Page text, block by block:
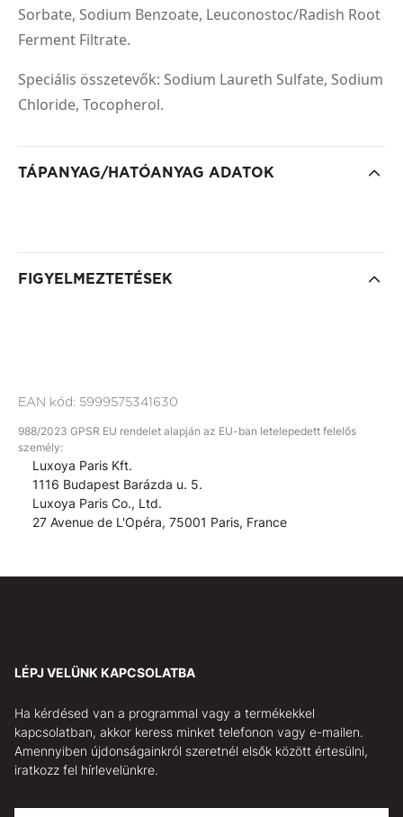
Sorbate, Sodium Benzoate, Leuconostoc/Radish Root
Ferment Filtrate.
Speciális összetevők: Sodium Laureth Sulfate, Sodium
Chloride, Tocopherol.
TÁPANYAG/HATÓANYAG ADATOK
FIGYELMEZTETÉSEK
EAN kód: 5999575341630
988/2023 GPSR EU rendelet alapján az EU-ban letelepedett felelős
személy:
Luxoya Paris Kft.
1116 Budapest Barázda u. 5.
Luxoya Paris Co., Ltd.
27 Avenue de L'Opéra, 75001 Paris, France
LÉPJ VELÜNK KAPCSOLATBA
Ha kérdésed van a programmal vagy a termékekkel
kapcsolatban, akkor keress minket telefonon vagy e-mailen.
Amennyiben újdonságainkról szeretnél elsők között értesülni,
iratkozz fel hírlevelünkre.